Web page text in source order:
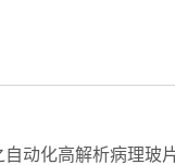
自动化高解析病理玻